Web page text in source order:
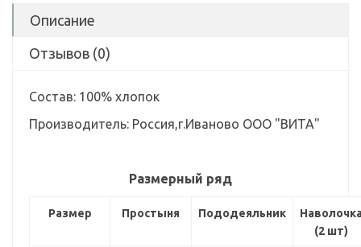
Описание
Отзывов (0)
Состав: 100% хлопок
Производитель: Россия,г.Иваново ООО "ВИТА"
Размерный ряд
Размер Простыня Пододеяльник
(2 шт)